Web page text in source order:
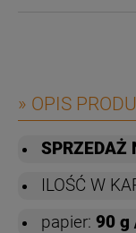
» OPIS
SPRZEDAŻ
ILOŚĆ W
papier: 90 g